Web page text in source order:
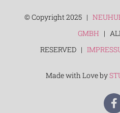
© Copyright 2025 |
GMBH |
RESERVED |
Made with Love by